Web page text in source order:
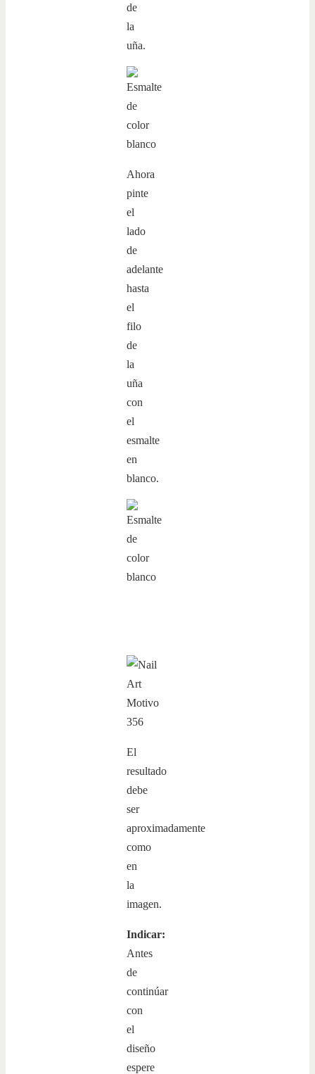
de
la
uña.
Ahora
pinte
el
lado
de
adelante
hasta
el
filo
de
la
uña
con
el
esmalte
en
blanco.
El
resultado
debe
ser
aproximadamente
como
en
la
imagen.
Indicar:
Antes
de
continúar
con
el
diseño
espere